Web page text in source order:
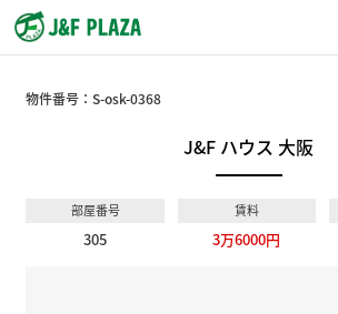
物件番号：S-osk-0368
J&F ハウス 大阪
部屋番号
305
賃料
3万6000円